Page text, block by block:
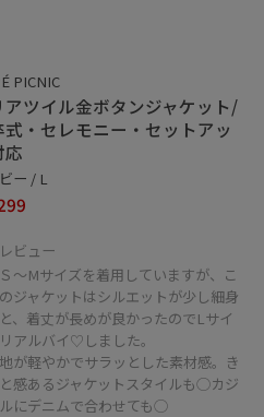
てくださり、ありがとうご
たい！！と思ってくださっ
て【お気に入り】登録して
よ♪
いいたします！！
PICNIC
アツイル金ボタンジャケット/
式・セレモニー・セットアッ
応
ー / L
レビュー
〜Mサイズを着用していますが、こ
ジャケットはシルエットが少し細身
、着丈が長めが良かったのでLサイ
アルバイ♡しました。
が軽やかでサラッとした素材感。き
感あるジャケットスタイルも◯カジ
にデニムで合わせても◯